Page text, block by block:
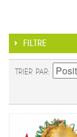
FILTRE
TRIER PAR